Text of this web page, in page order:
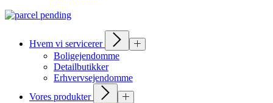
Hvem vi servicerer
Boligejendomme
Detailbutikker
Erhvervsejendomme
Vores produkter